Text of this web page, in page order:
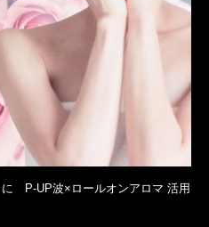
P-UP波×ロールオンアロマ 活用